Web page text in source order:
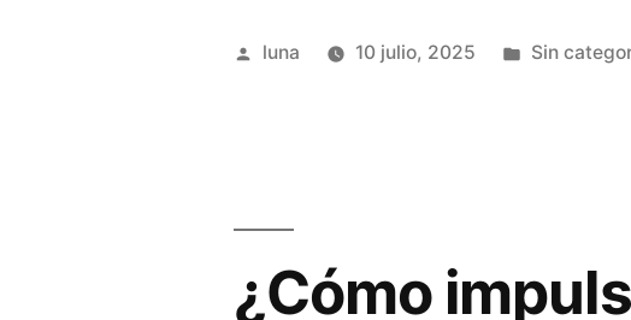
un
en
Publicado
luna 10 julio, 2025
Publicada
Sin
¿Cómo